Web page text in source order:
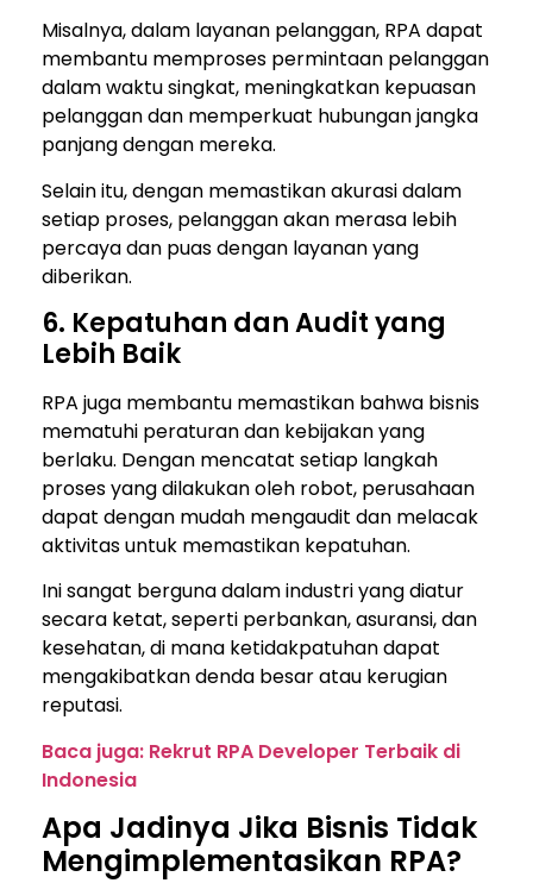
Misalnya, dalam layanan pelanggan, RPA dapat
membantu memproses permintaan pelanggan
dalam waktu singkat, meningkatkan kepuasan
pelanggan dan memperkuat hubungan jangka
panjang dengan mereka.
Selain itu, dengan memastikan akurasi dalam
setiap proses, pelanggan akan merasa lebih
percaya dan puas dengan layanan yang
diberikan.
6. Kepatuhan dan Audit yang
Lebih Baik
RPA juga membantu memastikan bahwa bisnis
mematuhi peraturan dan kebijakan yang
berlaku. Dengan mencatat setiap langkah
proses yang dilakukan oleh robot, perusahaan
dapat dengan mudah mengaudit dan melacak
aktivitas untuk memastikan kepatuhan.
Ini sangat berguna dalam industri yang diatur
secara ketat, seperti perbankan, asuransi, dan
kesehatan, di mana ketidakpatuhan dapat
mengakibatkan denda besar atau kerugian
reputasi.
Baca juga: Rekrut RPA Developer Terbaik di
Indonesia
Apa Jadinya Jika Bisnis Tidak
Mengimplementasikan RPA?